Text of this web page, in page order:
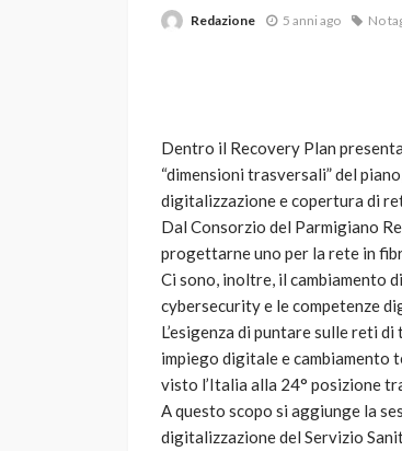
Redazione 5 anni ago No
Dentro il Recovery Plan
“dimensioni trasversali” del
digitalizzazione e copertura di
Dal Consorzio del Parmigiano
progettarne uno per la rete in
Ci sono, inoltre, il cambiamento
cybersecurity e le competenze
L’esigenza di puntare sulle reti
impiego digitale e cambiamento
visto l’Italia alla 24° posizione
A questo scopo si aggiunge la
digitalizzazione del Servizio
VARIE
Robot
scegliere
god 1 anno